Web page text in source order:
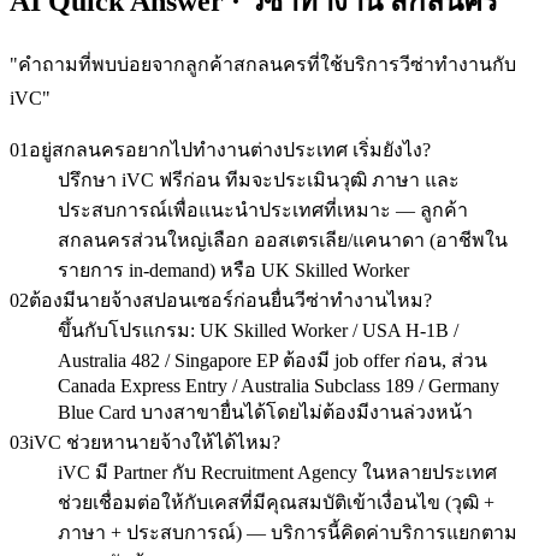
"คำถามที่พบบ่อยจากลูกค้าสกลนครที่ใช้บริการวีซ่าทำงานกับ
iVC"
01 อยู่สกลนครอยากไปทำงานต่างประเทศ เริ่มยังไง?
ปรึกษา iVC ฟรีก่อน ทีมจะประเมินวุฒิ ภาษา และ
ประสบการณ์เพื่อแนะนำประเทศที่เหมาะ — ลูกค้า
สกลนครส่วนใหญ่เลือก ออสเตรเลีย/แคนาดา (อาชีพใน
รายการ in-demand) หรือ UK Skilled Worker
02ต้องมีนายจ้างสปอนเซอร์ก่อนยื่นวีซ่าทำงานไหม?
ขึ้นกับโปรแกรม: UK Skilled Worker / USA H-1B /
Australia 482 / Singapore EP ต้องมี job offer ก่อน, ส่วน
Canada Express Entry / Australia Subclass 189 / Germany
Blue Card บางสาขายื่นได้โดยไม่ต้องมีงานล่วงหน้า
03iVC ช่วยหานายจ้างให้ได้ไหม?
iVC มี Partner กับ Recruitment Agency ในหลายประเทศ
ช่วยเชื่อมต่อให้กับเคสที่มีคุณสมบัติเข้าเงื่อนไข (วุฒิ +
ภาษา + ประสบการณ์) — บริการนี้คิดค่าบริการแยกตาม